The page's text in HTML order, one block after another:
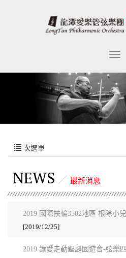
次選單
NEWS 最新消息
2019 國際扶輪3502地區 根除小
[2019/12/25]
2019 讓愛走動聖誕園遊會-弦樂